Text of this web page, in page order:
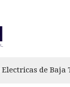
de Baja